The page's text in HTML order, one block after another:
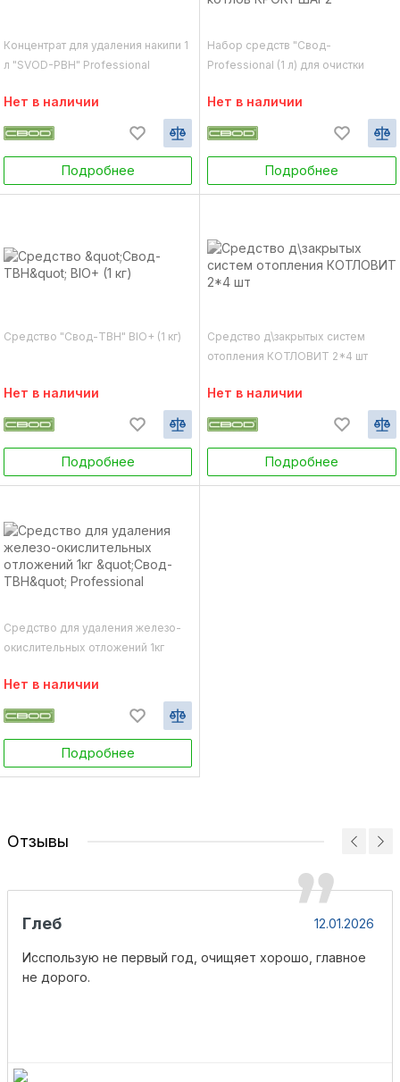
Концентрат для удаления накипи 1
л "SVOD-РВН" Professional
Нет в наличии
Подробнее
Набор средств "Свод-
Professional (1 л) для очистки
Нет в наличии
Подробнее
Средство "Свод-ТВН" BIO+ (1 кг)
Нет в наличии
Подробнее
Средство д\закрытых систем
отопления КОТЛОВИТ 2*4 шт
Нет в наличии
Подробнее
Средство для удаления железо-
окислительных отложений 1кг
Нет в наличии
Подробнее
Отзывы
Глеб 12.01.2026
Исспользую не первый год, очищяет хорошо, главное
не дорого.